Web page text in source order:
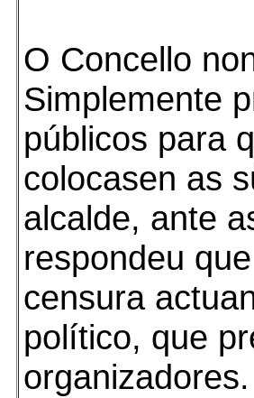
O Concello
Simplemente
públicos para
colocasen as
alcalde, ante
respondeu
censura
político, que
organizadores.